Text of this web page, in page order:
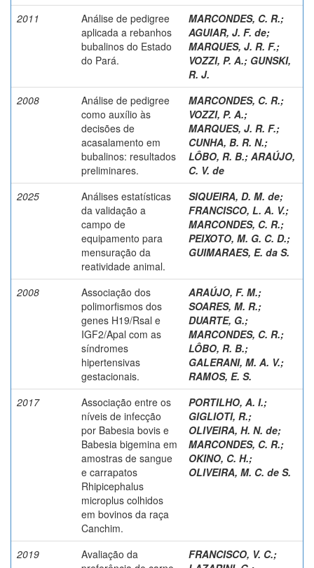
2011
Análise de pedigree
aplicada a rebanhos
bubalinos do Estado
do Pará.
MARCONDES, C. R.;
AGUIAR, J. F. de;
MARQUES, J. R. F.;
VOZZI, P. A.; GUNSKI,
R. J.
2008
Análise de pedigree
como auxílio às
decisões de
acasalamento em
bubalinos: resultados
preliminares.
MARCONDES, C. R.;
VOZZI, P. A.;
MARQUES, J. R. F.;
CUNHA, B. R. N.;
LÔBO, R. B.; ARAÚJO,
C. V. de
2025
Análises estatísticas
da validação a
campo de
equipamento para
mensuração da
reatividade animal.
SIQUEIRA, D. M. de;
FRANCISCO, L. A. V.;
MARCONDES, C. R.;
PEIXOTO, M. G. C. D.;
GUIMARAES, E. da S.
2008
Associação dos
polimorfismos dos
genes H19/Rsal e
IGF2/Apal com as
síndromes
hipertensivas
gestacionais.
ARAÚJO, F. M.;
SOARES, M. R.;
DUARTE, G.;
MARCONDES, C. R.;
LÔBO, R. B.;
GALERANI, M. A. V.;
RAMOS, E. S.
2017
Associação entre os
níveis de infecção
por Babesia bovis e
Babesia bigemina em
amostras de sangue
e carrapatos
Rhipicephalus
microplus colhidos
em bovinos da raça
Canchim.
PORTILHO, A. I.;
GIGLIOTI, R.;
OLIVEIRA, H. N. de;
MARCONDES, C. R.;
OKINO, C. H.;
OLIVEIRA, M. C. de S.
2019
Avaliação da
FRANCISCO, V. C.;